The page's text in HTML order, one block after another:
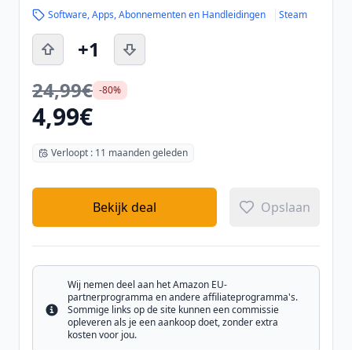
Software, Apps, Abonnementen en Handleidingen Steam
+1
24,99€ -80%
4,99€
Verloopt : 11 maanden geleden
Bekijk deal Opslaan
Info
Wij nemen deel aan het Amazon EU-
partnerprogramma en andere affiliateprogramma's.
Sommige links op de site kunnen een commissie
opleveren als je een aankoop doet, zonder extra
kosten voor jou.